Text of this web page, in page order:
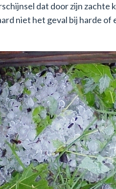
dat door zijn zachte
niet het geval bij harde of